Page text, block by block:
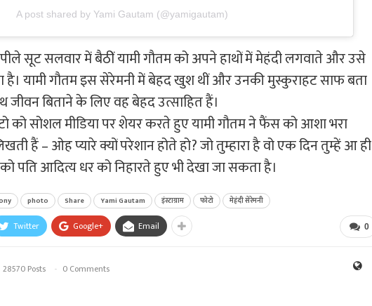
A post shared by Yami Gautam (@yamigautam)
पीले सूट सलवार में बैठीं यामी गौतम को अपने हाथों में मेहंदी लगवाते और उसे
यामी गौतम इस सेरेमनी में बेहद खुश थीं और उनकी मुस्कुराहट साफ बता
बिताने के लिए वह बेहद उत्साहित हैं।
को सोशल मीडिया पर शेयर करते हुए यामी गौतम ने फैंस को आशा भरा
हैं – ओह प्यारे क्यों परेशान होते हो? जो तुम्हारा है वो एक दिन तुम्हें आ ही
को पति आदित्य धर को निहारते हुए भी देखा जा सकता है।
photo Share Yami Gautam इंस्टाग्राम फोटो मेहंदी सेरेमनी
0
Twitter Google+ Email
28570 Posts 0 Comments